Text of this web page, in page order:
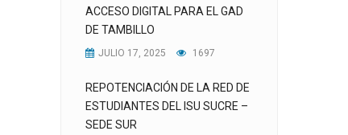
ACCESO DIGITAL PARA EL GAD
DE TAMBILLO
JULIO 17, 2025 1697
REPOTENCIACIÓN DE LA RED DE
ESTUDIANTES DEL ISU SUCRE –
SEDE SUR